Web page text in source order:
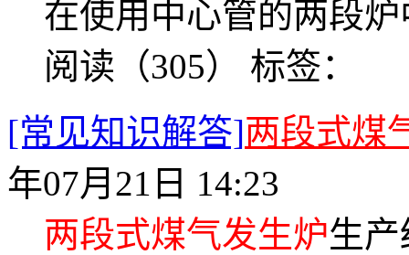
在使用中心管的两段
阅读（305） 标签：
[常见知识解答]两段式煤
年07月21日 14:23
两段式煤气发生炉生